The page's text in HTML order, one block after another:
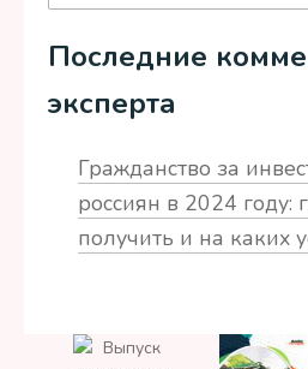
Последние
эксперта
Гражданство за
россиян в 2024 году:
получить и на каких